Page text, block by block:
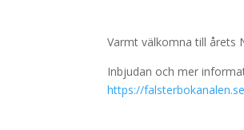
Varmt välkomna till årets
Inbjudan och mer
https://